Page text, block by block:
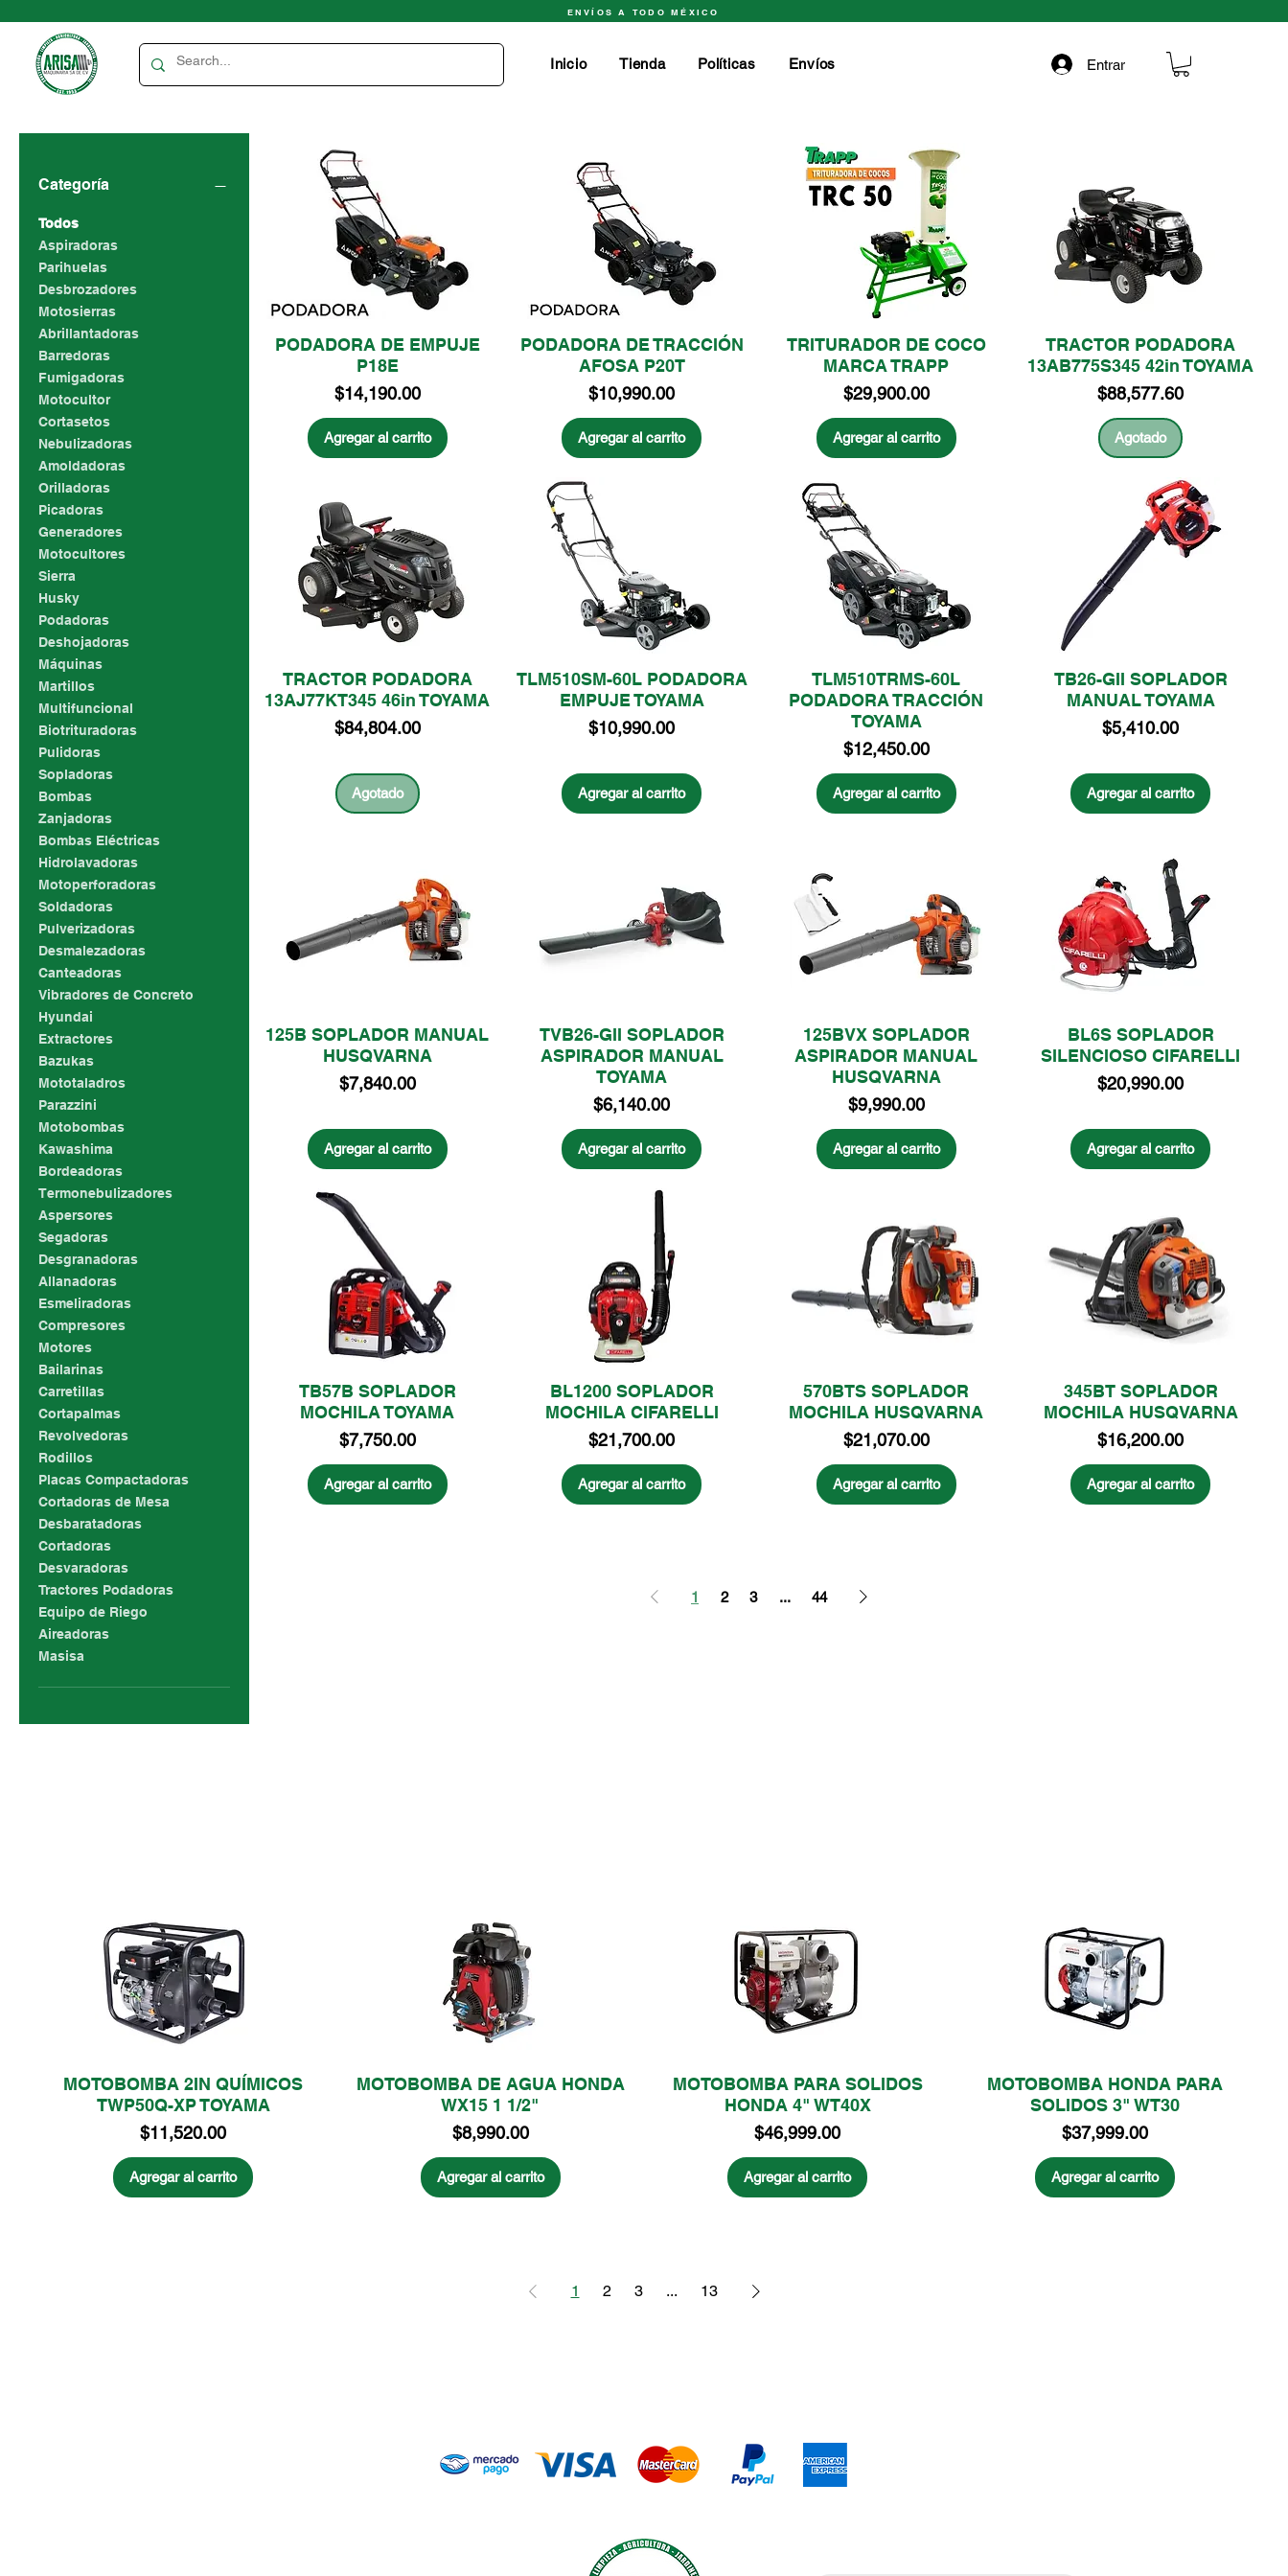
ENVÍOS A TODO MÉXICO
Inicio Tienda Políticas Envíos Entrar
Categoría
Todos
Aspiradoras
Parihuelas
Desbrozadores
Motosierras
Abrillantadoras
Barredoras
Fumigadoras
Motocultor
Cortasetos
Nebulizadoras
Amoldadoras
Orilladoras
Picadoras
Generadores
Motocultores
Sierra
Husky
Podadoras
Deshojadoras
Máquinas
Martillos
Multifuncional
Biotrituradoras
Pulidoras
Sopladoras
Bombas
Zanjadoras
Bombas Eléctricas
Hidrolavadoras
Motoperforadoras
Soldadoras
Pulverizadoras
Desmalezadoras
Canteadoras
Vibradores de Concreto
Hyundai
Extractores
Bazukas
Mototaladros
Parazzini
Motobombas
Kawashima
Bordeadoras
Termonebulizadores
Aspersores
Segadoras
Desgranadoras
Allanadoras
Esmeliradoras
Compresores
Motores
Bailarinas
Carretillas
Cortapalmas
Revolvedoras
Rodillos
Placas Compactadoras
Cortadoras de Mesa
Desbaratadoras
Cortadoras
Desvaradoras
Tractores Podadoras
Equipo de Riego
Aireadoras
Masisa
PODADORA DE EMPUJE
P18E
Precio
$14,190.00
Agregar al carrito
PODADORA DE TRACCIÓN
AFOSA P20T
Precio
$10,990.00
Agregar al carrito
TRITURADOR DE COCO
MARCA TRAPP
Precio
$29,900.00
Agregar al carrito
TRACTOR PODADORA
13AB775S345 42in TOYAMA
Precio
$88,577.60
Agotado
TRACTOR PODADORA
13AJ77KT345 46in TOYAMA
Precio
$84,804.00
Agotado
TLM510SM-60L PODADORA
EMPUJE TOYAMA
Precio
$10,990.00
Agregar al carrito
TLM510TRMS-60L
PODADORA TRACCIÓN
TOYAMA
Precio
$12,450.00
Agregar al carrito
TB26-GII SOPLADOR
MANUAL TOYAMA
Precio
$5,410.00
Agregar al carrito
125B SOPLADOR MANUAL
HUSQVARNA
Precio
$7,840.00
Agregar al carrito
TVB26-GII SOPLADOR
ASPIRADOR MANUAL
TOYAMA
Precio
$6,140.00
Agregar al carrito
125BVX SOPLADOR
ASPIRADOR MANUAL
HUSQVARNA
Precio
$9,990.00
Agregar al carrito
BL6S SOPLADOR
SILENCIOSO CIFARELLI
Precio
$20,990.00
Agregar al carrito
TB57B SOPLADOR
MOCHILA TOYAMA
Precio
$7,750.00
Agregar al carrito
BL1200 SOPLADOR
MOCHILA CIFARELLI
Precio
$21,700.00
Agregar al carrito
570BTS SOPLADOR
MOCHILA HUSQVARNA
Precio
$21,070.00
Agregar al carrito
345BT SOPLADOR
MOCHILA HUSQVARNA
Precio
$16,200.00
Agregar al carrito
1 2 3 ... 44
Vista rápida
MOTOBOMBA 2IN QUÍMICOS
TWP50Q-XP TOYAMA
Precio
$11,520.00
Agregar al carrito
Vista rápida
MOTOBOMBA DE AGUA HONDA
WX15 1 1/2"
Precio
$8,990.00
Agregar al carrito
Vista rápida
MOTOBOMBA PARA SOLIDOS
HONDA 4" WT40X
Precio
$46,999.00
Agregar al carrito
Vista rápida
MOTOBOMBA HONDA PARA
SOLIDOS 3" WT30
Precio
$37,999.00
Agregar al carrito
1 2 3 ... 13